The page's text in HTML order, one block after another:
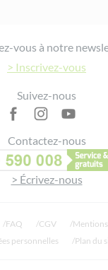
vous à notre
> Inscrivez-vous
Suivez-nous
Contactez-nous
> Écrivez-nous
FAQ CGV
personnelles
Plan du